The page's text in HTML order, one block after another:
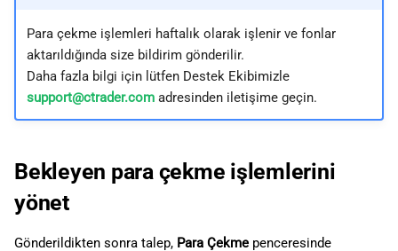
Para çekme işlemleri haftalık olarak işlenir ve fonlar
aktarıldığında size bildirim gönderilir.
Daha fazla bilgi için lütfen Destek Ekibimizle
support@ctrader.comadresinden iletişime geçin.
Bekleyen para çekme işlemlerini
yönet
Gönderildikten sonra talep, Para Çekme penceresinde